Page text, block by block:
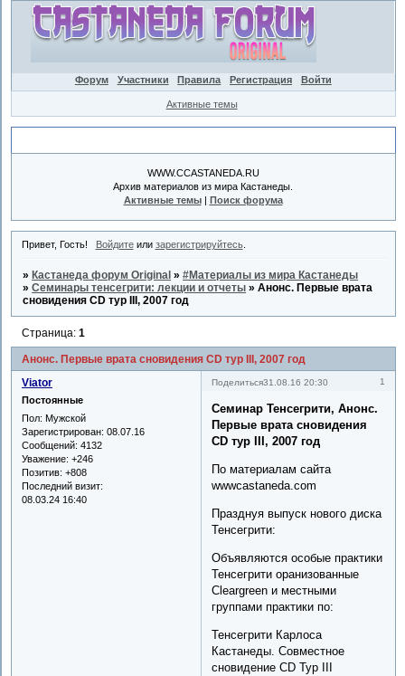
Форум Участники Правила Регистрация Войти
Активные темы
WWW.CCASTANEDA.RU
Архив материалов из мира Кастанеды.
Активные темы| Поиск форума
Привет, Гость! Войдитеили зарегистрируйтесь.
» Кастанеда форум Original »#Материалы из мира Кастанеды
»Семинары тенсегрити: лекции и отчеты »Анонс. Первые врата
сновидения CD тур III, 2007 год
Анонс. Первые врата сновидения CD тур III, 2007 год
Страница:1
Поделиться 1
31.08.16 20:30
Viator
Постоянные
Пол: Мужской
Зарегистрирован: 08.07.16
Сообщений: 4132
Уважение: +246
Позитив: +808
Последний визит:
08.03.24 16:40
Семинар Тенсегрити, Анонс.
Первые врата сновидения
CD тур III, 2007 год
По материалам сайта
wwwcastaneda.com
Празднуя выпуск нового диска
Тенсегрити:
Объявляются особые практики
Тенсегрити оранизованные
Cleargreen и местными
группами практики по:
Тенсегрити Карлоса
Кастанеды. Совместное
сновидение CD Тур III